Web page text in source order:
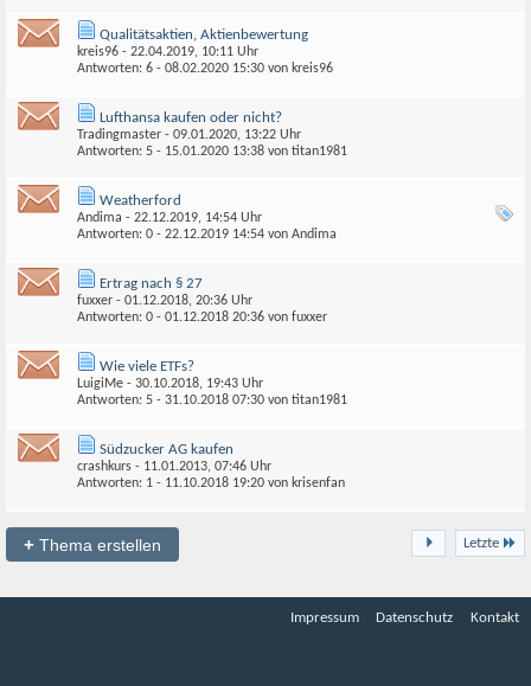
Qualitätsaktien, Aktienbewertung
kreis96 - 22.04.2019, 10:11 Uhr
Antworten: 6 - 08.02.2020 15:30 von kreis96
Lufthansa kaufen oder nicht?
Tradingmaster - 09.01.2020, 13:22 Uhr
Antworten: 5 - 15.01.2020 13:38 von titan1981
Weatherford
Andima - 22.12.2019, 14:54 Uhr
Antworten: 0 - 22.12.2019 14:54 von Andima
Ertrag nach § 27
fuxxer - 01.12.2018, 20:36 Uhr
Antworten: 0 - 01.12.2018 20:36 von fuxxer
Wie viele ETFs?
LuigiMe - 30.10.2018, 19:43 Uhr
Antworten: 5 - 31.10.2018 07:30 von titan1981
Südzucker AG kaufen
crashkurs - 11.01.2013, 07:46 Uhr
Antworten: 1 - 11.10.2018 19:20 von krisenfan
+ Thema erstellen Letzte
Impressum Datenschutz Kontakt